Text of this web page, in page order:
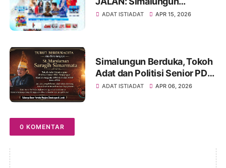
Rayakan HUT ke-193,
ADAT ISTIADAT APR 15, 2026
Simalungun Berduka, Tokoh
Adat dan Politisi Senior PDIP
St Marsiaman Saragih
ADAT ISTIADAT APR 06, 2026
0 KOMENTAR